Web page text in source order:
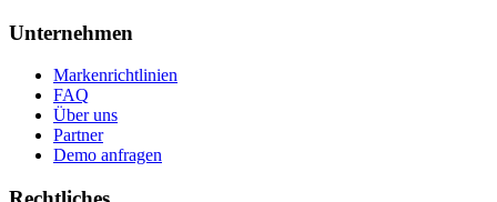
Unternehmen
Markenrichtlinien
FAQ
Über uns
Partner
Demo anfragen